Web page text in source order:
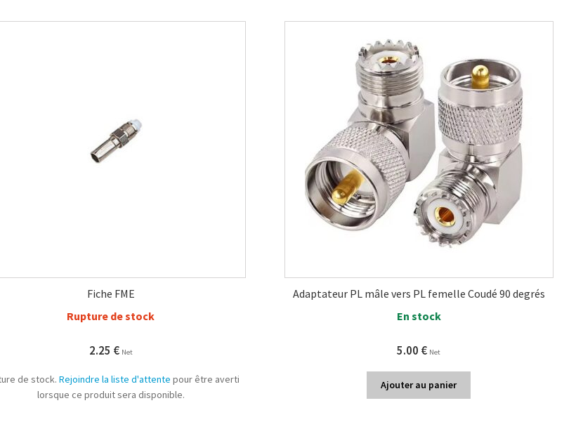
Fiche FME
Rupture de stock
2.25 € Net
de stock.Rejoindre la liste d'attente pour être averti
lorsque ce produit sera disponible.
Adaptateur PL mâle vers PL femelle Coudé 90 degrés
En stock
5.00 € Net
Ajouter au panier